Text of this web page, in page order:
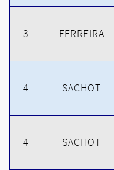
3 FERREIRA
4 SACHOT
4 SACHOT